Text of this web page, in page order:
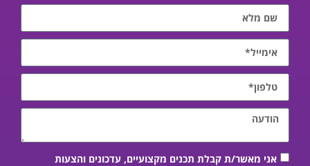
אני מאשר/ת קבלת תכנים מקצועיים, עדכונים והצעות